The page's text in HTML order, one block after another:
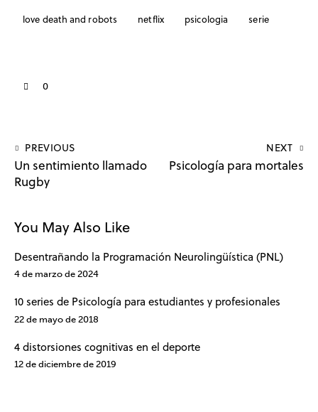
love death and robots netflix psicologia serie
0
PREVIOUS
Un sentimiento llamado
Rugby
NEXT
Psicología para mortales
You May Also Like
Desentrañando la Programación Neurolingüística (PNL)
4 de marzo de 2024
10 series de Psicología para estudiantes y profesionales
22 de mayo de 2018
4 distorsiones cognitivas en el deporte
12 de diciembre de 2019